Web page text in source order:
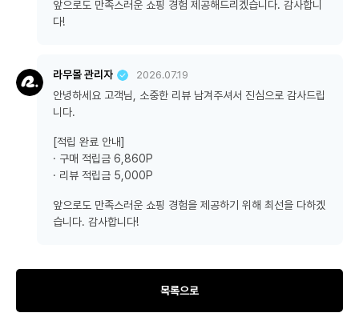
앞으로도 만족스러운 쇼핑 경험 제공해드리겠습니다. 감사합니
다!
라무몰 관리자 2026.07.19
안녕하세요 고객님, 소중한 리뷰 남겨주셔서 진심으로 감사드립
니다.
[적립 완료 안내]
· 구매 적립금 6,860P
· 리뷰 적립금 5,000P
앞으로도 만족스러운 쇼핑 경험을 제공하기 위해 최선을 다하겠
습니다. 감사합니다!
목록으로